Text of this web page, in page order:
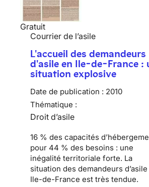
Gratuit
Courrier de l’asile
L'accueil des demandeurs
d'asile en Ile-de-France :
situation explosive
Date de publication : 2010
Thématique :
Droit d’asile
16 % des capacités
pour 44 % des besoins : une
inégalité territoriale forte. La
situation des demandeurs
Ile-de-France est très tendue.